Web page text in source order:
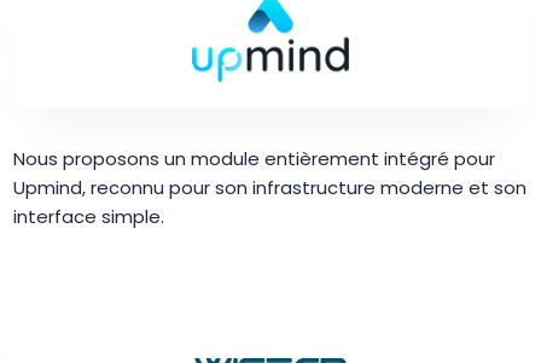
Nous proposons un module entièrement intégré pour
Upmind, reconnu pour son infrastructure moderne et son
interface simple.